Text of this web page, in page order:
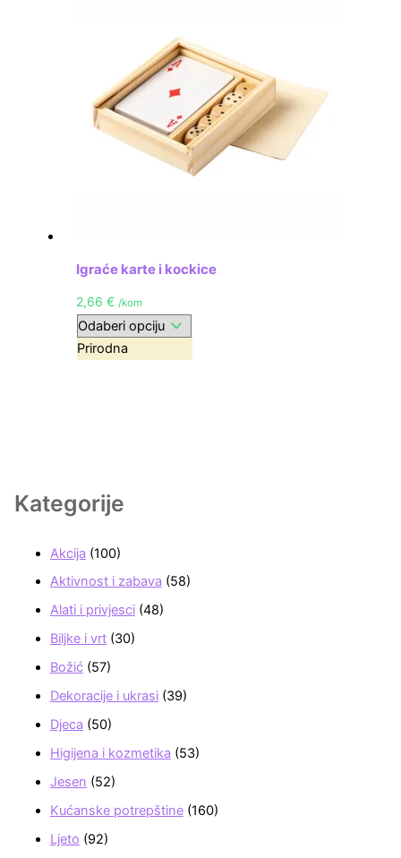
Kategorije
Akcija (100)
Aktivnost i zabava (58)
Alati i privjesci (48)
Biljke i vrt (30)
Božić (57)
Dekoracije i ukrasi (39)
Djeca (50)
Higijena i kozmetika (53)
Jesen (52)
Kućanske potrepštine (160)
Ljeto (92)
Igraće karte i kockice
2,66€ /kom
Prirodna